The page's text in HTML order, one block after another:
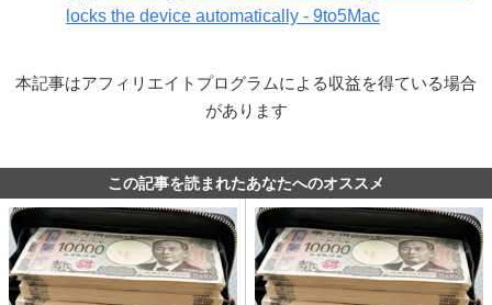
locks the device automatically - 9to5Mac
本記事はアフィリエイトプログラムによる収益を得ている場合
があります
この記事を読まれたあなたへのオススメ